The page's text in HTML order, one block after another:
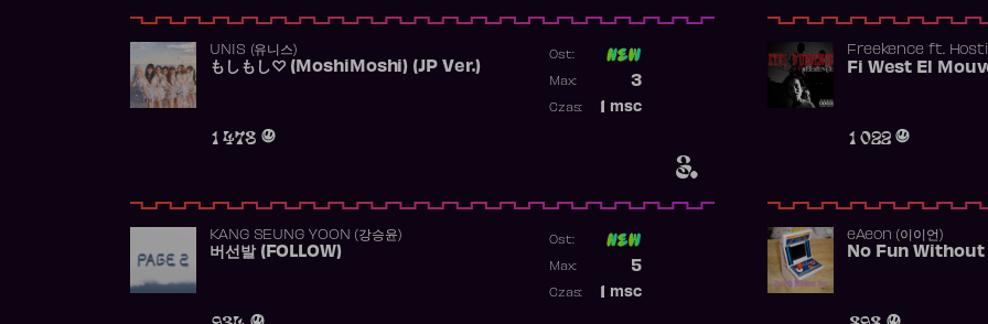
3.
UNIS (유니스)
もしもし♡ (MoshiMoshi) (JP Ver.)
1 478
Ost:
3
Max:
msc
Czas:
Freekence ft.
1 022
KANG SEUNG YOON (강승윤)
버선발 (FOLLOW)
Ost:
5
Max:
msc
Czas:
​eAeon (이이언)
No Fun Without